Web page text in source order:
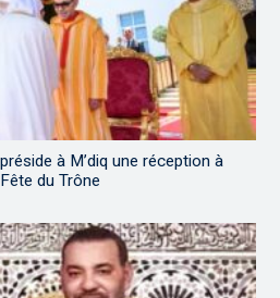
à M’diq une réception à
du Trône